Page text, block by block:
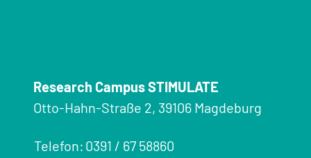
Research Campus STIMULATE
Otto-Hahn-Straße 2, 39106 Magdeburg
Telefon: 0391 / 67 58860